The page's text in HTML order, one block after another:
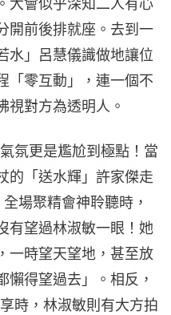
開前後排就座。去到一
水」呂慧儀識做地讓位
「零互動」，連一個不
視對方為透明人。
氛更是尷尬到極點！當
的「送水輝」許家傑走
場聚精會神聆聽時，
有望過林淑敏一眼！她
一時望天望地，甚至放
懶得望過去」。相反，
時，林淑敏則有大方拍